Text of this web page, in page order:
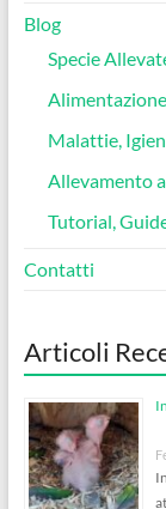
Blog
Specie
Malattie,
Allevamento
Tutorial,
Contatti
Articoli